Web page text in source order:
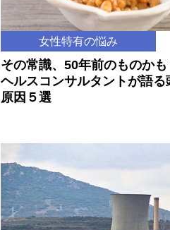
女性特有の悩み
その常識、50年前のものか
ヘルスコンサルタントが語る
原因５選